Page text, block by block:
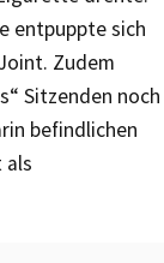
entpuppte sich
Zudem
Sitzenden noch
befindlichen
als